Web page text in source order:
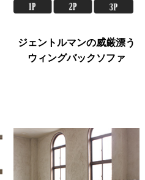
ジェントルマンの威厳漂う
ウィングバックソファ